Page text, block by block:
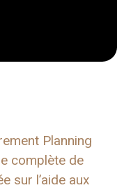
Planning
complète de
sur l’aide aux